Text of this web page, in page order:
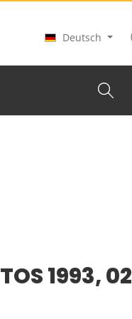
Deutsch
1993, 02